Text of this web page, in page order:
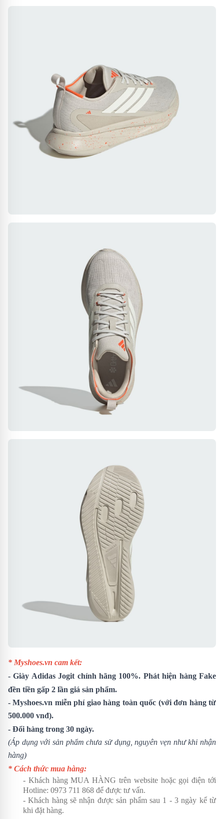
* Myshoes.vn cam kết:
-Giày Adidas Jogit chính hãng 100%. Phát hiện hàng Fake
đền tiền gấp 2 lần giá sản phẩm.
- Myshoes.vn miễn phí giao hàng toàn quốc (với đơn hàng từ
500.000 vnđ).
- Đổi hàng trong 30 ngày.
(Áp dụng với sản phẩm chưa sử dụng, nguyên vẹn như khi nhận
hàng)
* Cách thức mua hàng:
- Khách hàng MUA HÀNG trên website hoặc gọi điện tới
Hotline: 0973 711 868 để được tư vấn.
- Khách hàng sẽ nhận được sản phẩm sau 1 - 3 ngày kể từ
khi đặt hàng.